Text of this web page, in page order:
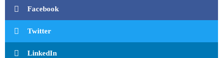
Facebook
Twitter
LinkedIn